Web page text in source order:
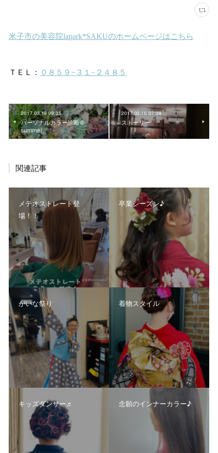
2017.03.19 09:35
パーソナルカラー診断＠
summer
2017.03.16 07:38
ストーリー
関連記事
メテオストレート登
場！！
卒業シーズン♪
がいな祭り 着物スタイル
キッズダンサー♬ 念願のインナーカラー♪